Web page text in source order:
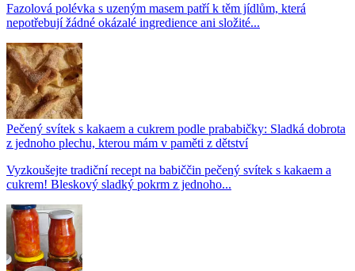
Fazolová polévka s uzeným masem patří k těm jídlům, která
nepotřebují žádné okázalé ingredience ani složité...
Pečený svítek s kakaem a cukrem podle prababičky: Sladká dobrota
z jednoho plechu, kterou mám v paměti z dětství
Vyzkoušejte tradiční recept na babiččin pečený svítek s kakaem a
cukrem! Bleskový sladký pokrm z jednoho...